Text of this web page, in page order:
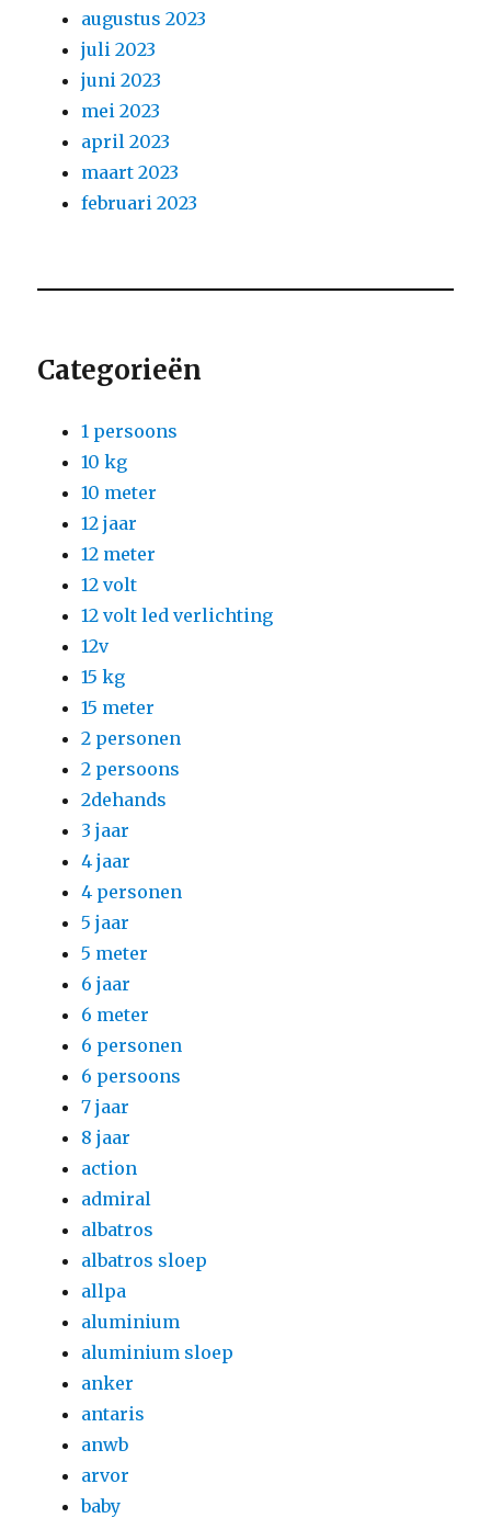
augustus 2023
juli 2023
juni 2023
mei 2023
april 2023
maart 2023
februari 2023
Categorieën
1 persoons
10 kg
10 meter
12 jaar
12 meter
12 volt
12 volt led verlichting
12v
15 kg
15 meter
2 personen
2 persoons
2dehands
3 jaar
4 jaar
4 personen
5 jaar
5 meter
6 jaar
6 meter
6 personen
6 persoons
7 jaar
8 jaar
action
admiral
albatros
albatros sloep
allpa
aluminium
aluminium sloep
anker
antaris
anwb
arvor
baby